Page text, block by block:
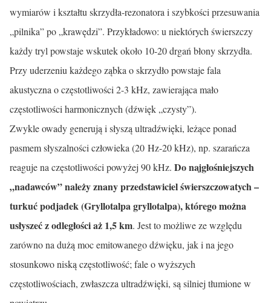
wymiarów i kształtu skrzydła-rezonatora i szyb­kości przesuwania
„pilnika” po „krawędzi”. Przykładowo: u niektórych świerszczy
każdy tryl powstaje wskutek około 10-20 drgań błony skrzydła.
Przy uderzeniu każdego ząbka o skrzydło powstaje fala
akustyczna o często­tliwości 2-3 kHz, zawierająca mało
częstotliwości harmonicznych (dźwięk „czysty”).
Zwykle owady generują i słyszą ultradźwięki, leżące ponad
pasmem słyszalności człowieka (20 Hz-20 kHz), np. szarańcza
reaguje na często­tliwości powyżej 90 kHz. Do najgłośniejszych
„nadawców” należy znany przedstawiciel świerszczowatych –
turkuć podjadek (Gryllotalpa gryllo­talpa), którego można
usłyszeć z odległości aż 1,5 km. Jest to możliwe ze względu
zarówno na dużą moc emitowanego dźwięku, jak i na jego
stosun­kowo niską częstotliwość; fale o wyższych
częstotliwościach, zwłaszcza ultradźwięki, są silniej tłumione w